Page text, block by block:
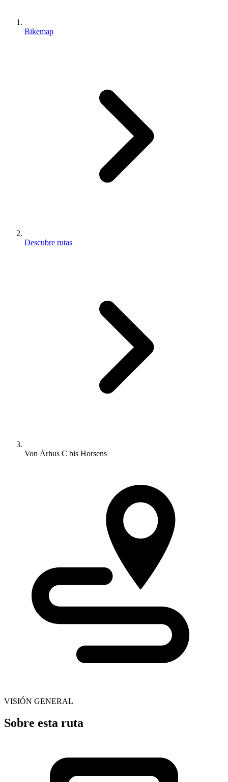
Bikemap
Descubre rutas
Von Århus C bis Horsens
VISIÓN GENERAL
Sobre esta ruta